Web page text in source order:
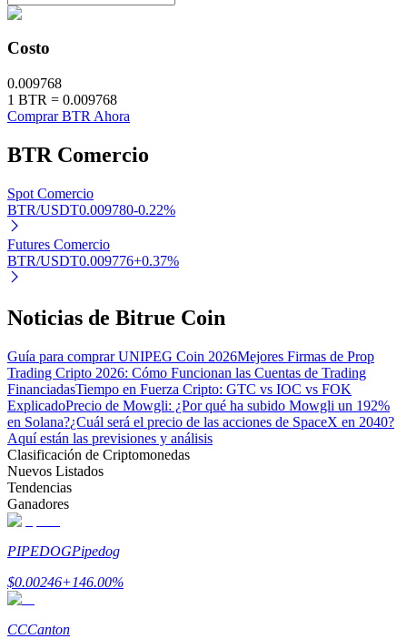
Costo
0.009768
1 BTR = 0.009768
Comprar BTR Ahora
BTR Comercio
Spot Comercio
BTR/USDT0.009780-0.22%
Futures Comercio
BTR/USDT0.009776+0.37%
Noticias de Bitrue Coin
Guía para comprar UNIPEG Coin 2026Mejores Firmas de Prop
Trading Cripto 2026: Cómo Funcionan las Cuentas de Trading
FinanciadasTiempo en Fuerza Cripto: GTC vs IOC vs FOK
ExplicadoPrecio de Mowgli: ¿Por qué ha subido Mowgli un 192%
en Solana?¿Cuál será el precio de las acciones de SpaceX en 2040?
Aquí están las previsiones y análisis
Clasificación de Criptomonedas
Nuevos Listados
Tendencias
Ganadores
PIPEDOGPipedog
$0.00246+146.00%
CCCanton